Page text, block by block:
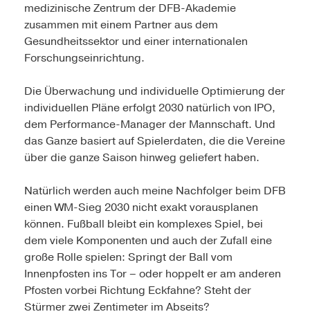
medizinische Zentrum der DFB-Akademie
zusammen mit einem Partner aus dem
Gesundheitssektor und einer internationalen
Forschungseinrichtung.
Die Überwachung und individuelle Optimierung der
individuellen Pläne erfolgt 2030 natürlich von IPO,
dem Performance-Manager der Mannschaft. Und
das Ganze basiert auf Spielerdaten, die die Vereine
über die ganze Saison hinweg geliefert haben.
Natürlich werden auch meine Nachfolger beim DFB
einen WM-Sieg 2030 nicht exakt vorausplanen
können. Fußball bleibt ein komplexes Spiel, bei
dem viele Komponenten und auch der Zufall eine
große Rolle spielen: Springt der Ball vom
Innenpfosten ins Tor – oder hoppelt er am anderen
Pfosten vorbei Richtung Eckfahne? Steht der
Stürmer zwei Zentimeter im Abseits?